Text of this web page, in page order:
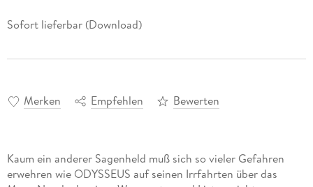
Sofort lieferbar (Download)
Merken Empfehlen Bewerten
Kaum ein anderer Sagenheld muß sich so vieler Gefahren
erwehren wie ODYSSEUS auf seinen Irrfahrten über das